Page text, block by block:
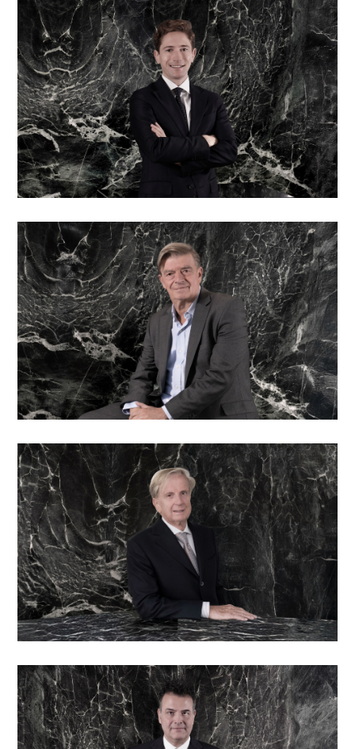
Luca Bolzani
Board member
Aleardo Cattaneo
Board member
Stefano Camponovo
Responsabile senior delle relazioni con i clienti